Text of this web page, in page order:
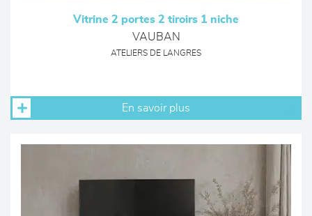
Vitrine 2 portes 2 tiroirs 1 niche
VAUBAN
ATELIERS DE LANGRES
En savoir plus